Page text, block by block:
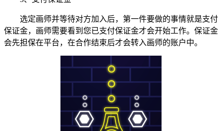
选定画师并等待对方加入后，第一件要做的事情就是支付
保证金，画师需要看到您已支付保证金才会开始工作。保证金
会先担保在平台，在合作结束后才会转入画师的账户中。